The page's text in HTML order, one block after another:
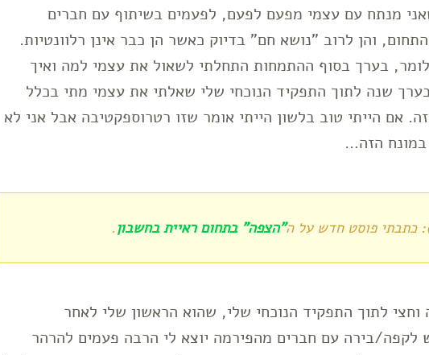
מנתח עם עצמי מפעם לפעם, לפעמים בשיתוף עם חברים
והן לרוב "נושא חם" בדיוק כאשר הן כבר אינן רלוונטיות.
בערך בסוף ההתמחות התחלתי לשאול את עצמי למה ואיך
שנה לתוך התפקיד הנוכחי שלי שאלתי את עצמי מתי בכלל
אם הייתי טוב בלשון הייתי אומר שזו רטרוספקטיבה אבל אני לא
הזה…
"הצפה" בתחום ראיית בחשבון.
לתוך התפקיד הנוכחי שלי, שהוא הראשון שלי לאחר
לקפה/בירה עם חברים מהפירמה יוצא לי הרבה פעמים להרהר